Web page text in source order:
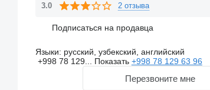
3.0 2 отзыва
Подписаться на продавца
Языки: русский, узбекский, английский
+998 78 129... Показать +998 78 129 63 96
Перезвоните мне